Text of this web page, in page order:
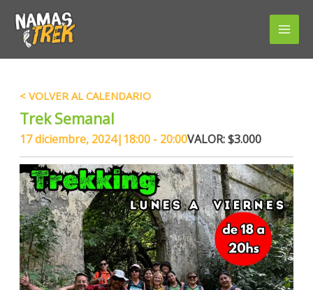
contenido
Trek Semanal
17 diciembre, 2024|18:00 - 20:00 $3.000